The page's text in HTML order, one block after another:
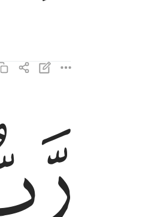
رَّبُّ ٱلسَّمَـٰوَٰتِ